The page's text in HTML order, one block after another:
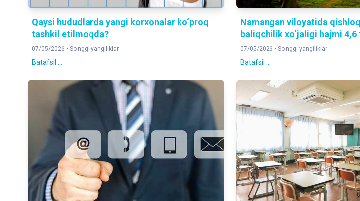
Qaysi hududlarda yangi korxonalar ko‘proq
tashkil etilmoqda?
07/05/2026 • So'nggi yangiliklar
Batafsil ...
Namangan viloyatida
baliqchilik xo‘jaligi hajmi
07/05/2026 • So'nggi yangiliklar
Batafsil ...